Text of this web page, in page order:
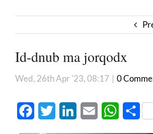
Id-dnub ma jorqodx
Wed, 26th Apr '23, 08:17 | 0
FacebookTwitter LinkedInEmail WhatsApp